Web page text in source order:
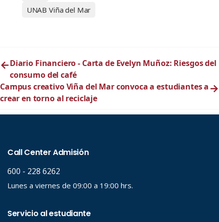
UNAB Viña del Mar
←Diario Financiero - Carta de Evelyn Muñoz: Riesgos del
consumo del café
Campus creativo Viña del Mar convoca a estudiantes a
crear en torno al reciclaje
→